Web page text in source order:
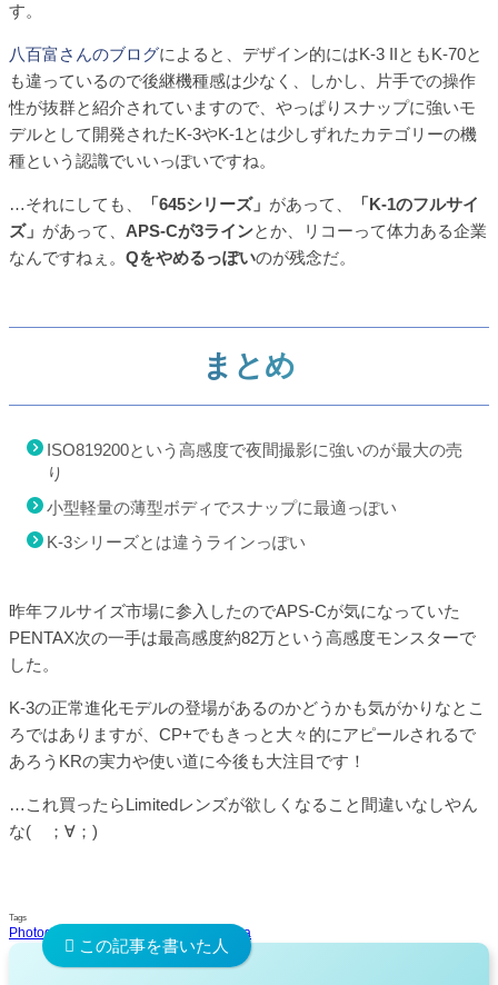
す。
八百富さんのブログによると、デザイン的にはK-3 IIともK-70と
も違っているので後継機種感は少なく、しかし、片手での操作
性が抜群と紹介されていますので、やっぱりスナップに強いモ
デルとして開発されたK-3やK-1とは少しずれたカテゴリーの機
種という認識でいいっぽいですね。
…それにしても、 「645シリーズ」 があって、
「K-1のフルサイ
ズ」 があって、 APS-Cが3ラインとか、リコーって体力ある企業
なんですねぇ。 Qをやめるっぽいのが残念だ。
まとめ
ISO819200という高感度で夜間撮影に強いのが最大の売
り
小型軽量の薄型ボディでスナップに最適っぽい
K-3シリーズとは違うラインっぽい
昨年フルサイズ市場に参入したのでAPS-Cが気になっていた
PENTAX次の一手は最高感度約82万という高感度モンスターで
した。
K-3の正常進化モデルの登場があるのかどうかも気がかりなとこ
ろではありますが、CP+でもきっと大々的にアピールされるで
あろうKRの実力や使い道に今後も大注目です！
…これ買ったらLimitedレンズが欲しくなること間違いなしやん
な( ；∀；)
Tags
Photography Camera